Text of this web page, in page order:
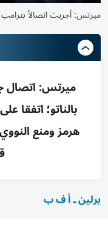
ميرتس: أجريت اتصالاً
ميرتس: اتصال
بالناتو؛ اتفقا
هرمز ومنع
برلين ـ أ ف ب